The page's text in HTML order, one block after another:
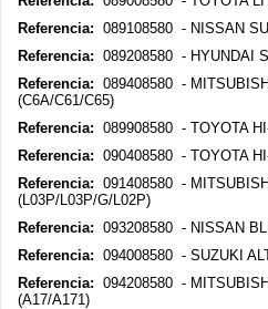
Referencia: 089108580 - NISSAN
Referencia: 089208580 - HYUNDAI
Referencia: 089408580 -
(C6A/C61/C65)
Referencia: 089908580 - TOYOTA
Referencia: 090408580 - TOYOTA
Referencia: 091408580 -
(L03P/L03P/G/L02P)
Referencia: 093208580 - NISSAN
Referencia: 094008580 - SUZUKI
Referencia: 094208580 -
(A17/A171)